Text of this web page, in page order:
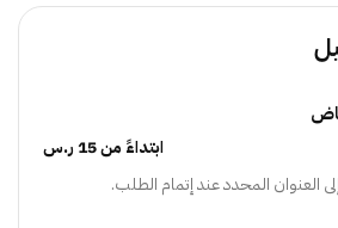
ابتداءً من 15 ر.س
العنوان المحدد عند إتمام الطلب.